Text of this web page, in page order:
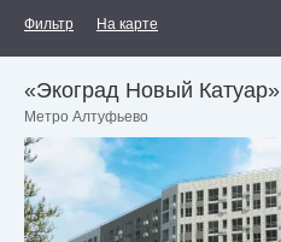
Фильтр На карте
«Экоград Новый Катуар»
Метро Алтуфьево